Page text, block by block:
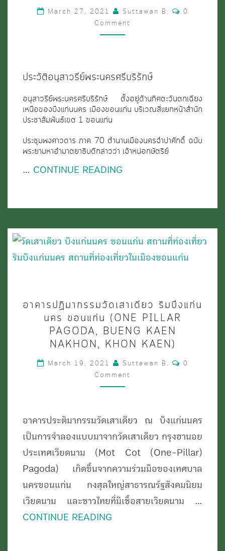
ริม
บึง
เมือง
(PRA
SRI
BORIRAK
MONUMENT,
March 27, 2021 Suttawan B. Comments
0
Comment
ประวัติอนุสาวรีย์พระนครศรีบริรักษ์
อนุสาวรีย์พระนครศรีบริรักษ์ ตั้งอยู่ด้านทิศตะวันตกเฉียง
เหนือของบึงแก่นนคร เมืองขอนแก่น บริเวณสี่แยกหน้าสำนัก
ประชาสัมพันธ์เขต 1 ขอนแก่น
ประชุมพงศาวดาร ภาค 70 ตำนานเมืองนครจำปาศักดิ์ ฉบับ
พระยามหาอำมาตยาธิบดีกล่าวว่า เจ้าหน่อกษัตริย์
… CONTINUE READING
ปฏิมากร
รม
วัด
เสา
เดียว
แก่น
นคร
ขอนแก่น
(ONE
PILLAR
PAGODA,
อาคารปฏิมากรรมวัดเสาเดียว ริมบึงแก่น
นคร ขอนแก่น (ONE PILLAR
PAGODA, BUENG KAEN
NAKHON, KHON KAEN)
March 19, 2021 Suttawan B. Comments
0
Comment
อาคารประติมากรรมวัดเสาเดียว ณ บึงแก่นนคร
เป็นการจำลองแบบมาจากวัดเสาเดียว กรุงฮานอย
ประเทศเวียดนาม (Mot Cot (One-Pillar)
Pagoda) เกิดขึ้นจากความร่วมมือของเทศบาล
นครขอนแก่น กงสุลใหญ่สาธารณรัฐสังคมนิยม
เวียดนาม และชาวไทยที่มีเชื้อสายเวียดนาม …
CONTINUE READING